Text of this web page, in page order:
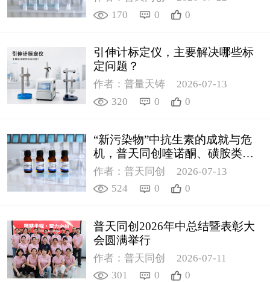
170
0 0
引伸计标定仪，主要解决哪些标
定问题？
作者：普量天铸
2026-07-13
320
0 0
“新污染物”中抗生素的成就与危
机，普天同创喹诺酮、磺胺类质
控新品筑牢环境安全防线
作者：普天同创
2026-07-13
524
0 0
普天同创2026年中总结暨表彰大
会圆满举行
作者：普天同创
2026-07-11
301
0 0